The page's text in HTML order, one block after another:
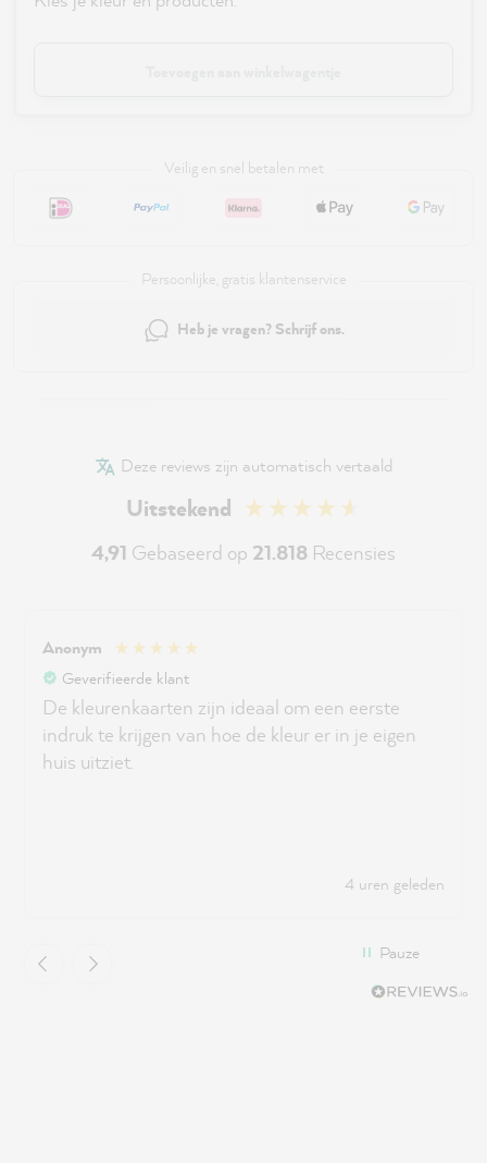
Veilig en snel betalen met
Persoonlijke, gratis klantenservice
Heb je vragen? Schrijf ons.
Deze reviews zijn automatisch vertaald
Uitstekend
4,91 Gebaseerd op 21.818 Recensies
Anonym
Geverifieerde klant
De kleurenkaarten zijn ideaal om een eerste
indruk te krijgen van hoe de kleur er in je eigen
huis uitziet.
4 uren geleden
Pauze